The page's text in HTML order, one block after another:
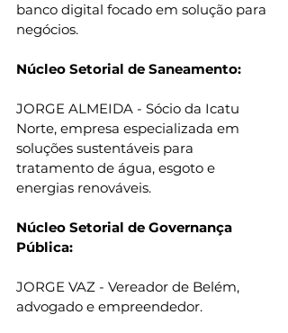
banco digital focado em solução para
negócios.
Núcleo Setorial de Saneamento:
JORGE ALMEIDA - Sócio da Icatu
Norte, empresa especializada em
soluções sustentáveis para
tratamento de água, esgoto e
energias renováveis.
Núcleo Setorial de Governança
Pública:
JORGE VAZ - Vereador de Belém,
advogado e empreendedor.